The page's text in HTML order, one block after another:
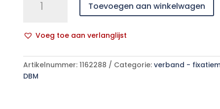
Flexifix
aantal
Toevoegen aan winkelwagen
Voeg toe aan verlanglijst
l
t
e
Artikelnummer: 1162288 Categorie: verband -
DBM